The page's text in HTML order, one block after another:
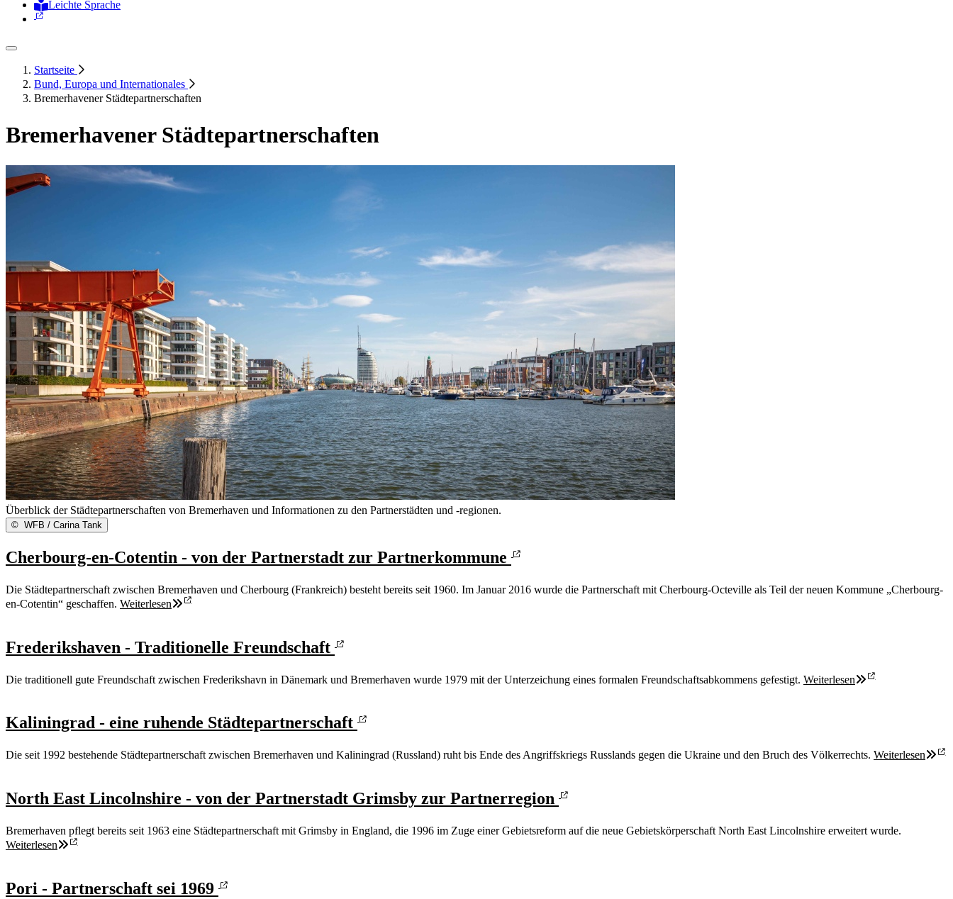
Leichte Sprache
Zur Deutschen Gebärdensprache
Startseite
Bund, Europa und Internationales
Bremerhavener Städtepartnerschaften
Bremerhavener Städtepartnerschaften
Überblick der Städtepartnerschaften von Bremerhaven und Informationen zu den Partnerstädten und -regionen.
© WFB / Carina Tank
Cherbourg-en-Cotentin - von der Partnerstadt zur Partnerkommune
Die Städtepartnerschaft zwischen Bremerhaven und Cherbourg (Frankreich) besteht bereits seit 1960. Im Januar 2016 wurde die Partnerschaft mit Cherbourg-Octeville als Teil der neuen Kommune „Cherbourg-
en-Cotentin“ geschaffen. Weiterlesen
Frederikshaven - Traditionelle Freundschaft
Die traditionell gute Freundschaft zwischen Frederikshavn in Dänemark und Bremerhaven wurde 1979 mit der Unterzeichung eines formalen Freundschaftsabkommens gefestigt. Weiterlesen
Kaliningrad - eine ruhende Städtepartnerschaft
Die seit 1992 bestehende Städtepartnerschaft zwischen Bremerhaven und Kaliningrad (Russland) ruht bis Ende des Angriffskriegs Russlands gegen die Ukraine und den Bruch des Völkerrechts. Weiterlesen
North East Lincolnshire - von der Partnerstadt Grimsby zur Partnerregion
Bremerhaven pflegt bereits seit 1963 eine Städtepartnerschaft mit Grimsby in England, die 1996 im Zuge einer Gebietsreform auf die neue Gebietskörperschaft North East Lincolnshire erweitert wurde.
Weiterlesen
Pori - Partnerschaft sei 1969